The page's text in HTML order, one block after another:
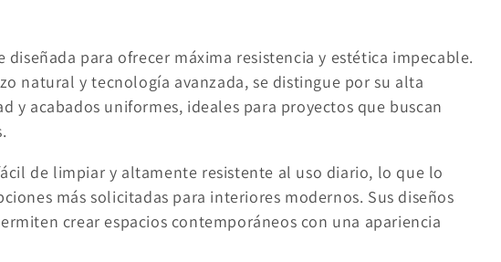
diseñada para ofrecer máxima resistencia y estética impecable.
natural y tecnología avanzada, se distingue por su alta
y acabados uniformes, ideales para proyectos que buscan
de limpiar y altamente resistente al uso diario, lo que lo
más solicitadas para interiores modernos. Sus diseños
crear espacios contemporáneos con una apariencia